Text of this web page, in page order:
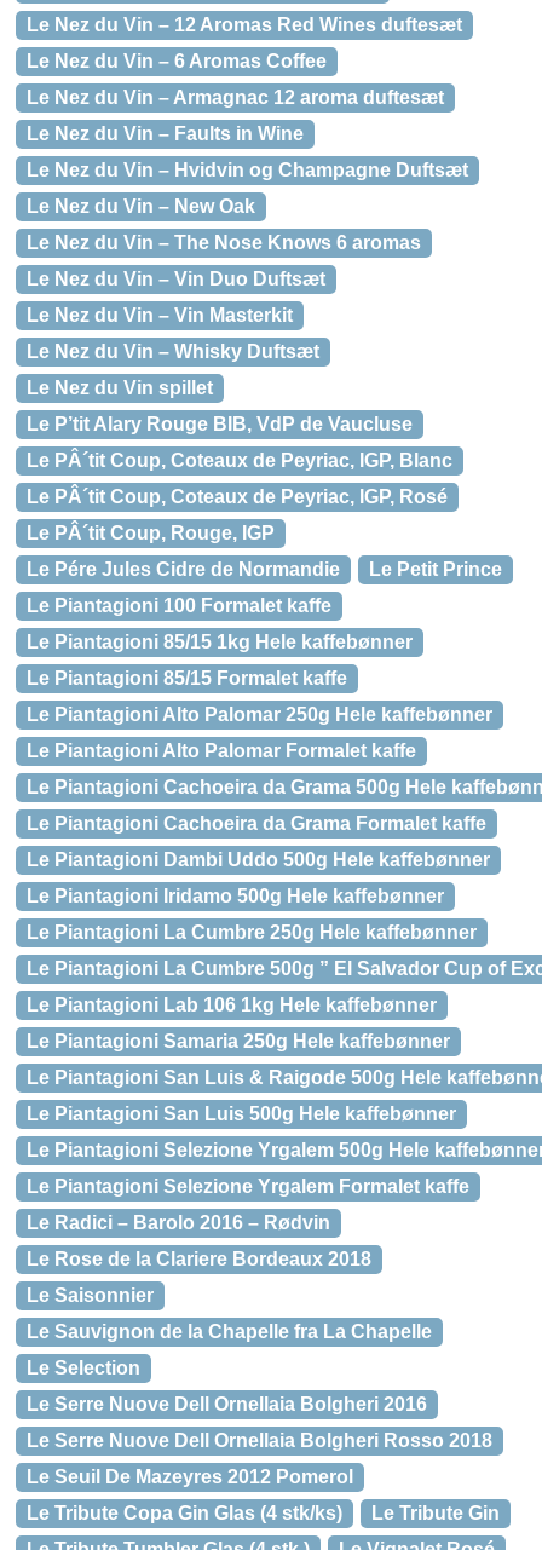
Le Nez du Vin – 12 Aromas Red Wines duftesæt
Le Nez du Vin – 6 Aromas Coffee
Le Nez du Vin – Armagnac 12 aroma duftesæt
Le Nez du Vin – Faults in Wine
Le Nez du Vin – Hvidvin og Champagne Duftsæt
Le Nez du Vin – New Oak
Le Nez du Vin – The Nose Knows 6 aromas
Le Nez du Vin – Vin Duo Duftsæt
Le Nez du Vin – Vin Masterkit
Le Nez du Vin – Whisky Duftsæt
Le Nez du Vin spillet
Le P’tit Alary Rouge BIB, VdP de Vaucluse
Le PÂ´tit Coup, Coteaux de Peyriac, IGP, Blanc
Le PÂ´tit Coup, Coteaux de Peyriac, IGP, Rosé
Le PÂ´tit Coup, Rouge, IGP
Le Pére Jules Cidre de Normandie
Le Petit Prince
Le Piantagioni 100 Formalet kaffe
Le Piantagioni 85/15 1kg Hele kaffebønner
Le Piantagioni 85/15 Formalet kaffe
Le Piantagioni Alto Palomar 250g Hele kaffebønner
Le Piantagioni Alto Palomar Formalet kaffe
Le Piantagioni Cachoeira da Grama 500g Hele
Le Piantagioni Cachoeira da Grama Formalet kaffe
Le Piantagioni Dambi Uddo 500g Hele kaffebønner
Le Piantagioni Iridamo 500g Hele kaffebønner
Le Piantagioni La Cumbre 250g Hele kaffebønner
Le Piantagioni La Cumbre 500g ” El Salvador Cup of
Le Piantagioni Lab 106 1kg Hele kaffebønner
Le Piantagioni Samaria 250g Hele kaffebønner
Le Piantagioni San Luis & Raigode 500g Hele
Le Piantagioni San Luis 500g Hele kaffebønner
Le Piantagioni Selezione Yrgalem 500g Hele
Le Piantagioni Selezione Yrgalem Formalet kaffe
Le Radici – Barolo 2016 – Rødvin
Le Rose de la Clariere Bordeaux 2018
Le Saisonnier
Le Sauvignon de la Chapelle fra La Chapelle
Le Selection
Le Serre Nuove Dell Ornellaia Bolgheri 2016
Le Serre Nuove Dell Ornellaia Bolgheri Rosso 2018
Le Seuil De Mazeyres 2012 Pomerol
Le Tribute Copa Gin Glas (4 stk/ks)
Le Tribute Gin